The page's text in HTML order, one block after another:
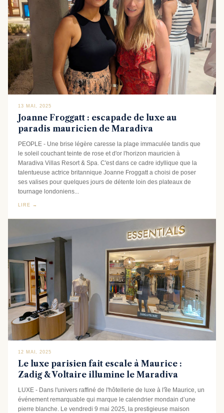
13 MAI, 2025
Joanne Froggatt : escapade de luxe au
paradis mauricien de Maradiva
PEOPLE - Une brise légère caresse la plage immaculée tandis que
le soleil couchant teinte de rose et d'or l'horizon mauricien à
Maradiva Villas Resort & Spa. C'est dans ce cadre idyllique que la
talentueuse actrice britannique Joanne Froggatt a choisi de poser
ses valises pour quelques jours de détente loin des plateaux de
tournage londoniens...
LIRE →
12 MAI, 2025
Le luxe parisien fait escale à Maurice :
Zadig & Voltaire illumine le Maradiva
LUXE - Dans l'univers raffiné de l'hôtellerie de luxe à l'île Maurice, un
événement remarquable qui marque le calendrier mondain d’une
pierre blanche. Le vendredi 9 mai 2025, la prestigieuse maison